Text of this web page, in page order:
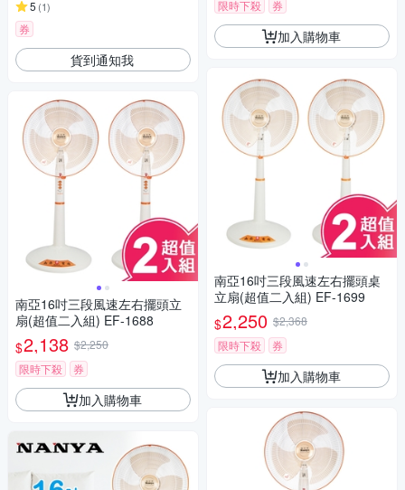
5 (1)
券
貨到通知我
南亞16吋三段風速左右擺頭立
扇(超值二入組) EF-1688
$2,138 $2,250
限時下殺
券
加入購物車
限時下殺 券
加入購物車
南亞16吋三段風速左右擺頭桌
立扇(超值二入組) EF-1699
$2,250 $2,368
限時下殺
券
加入購物車